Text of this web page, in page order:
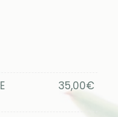
35,00€